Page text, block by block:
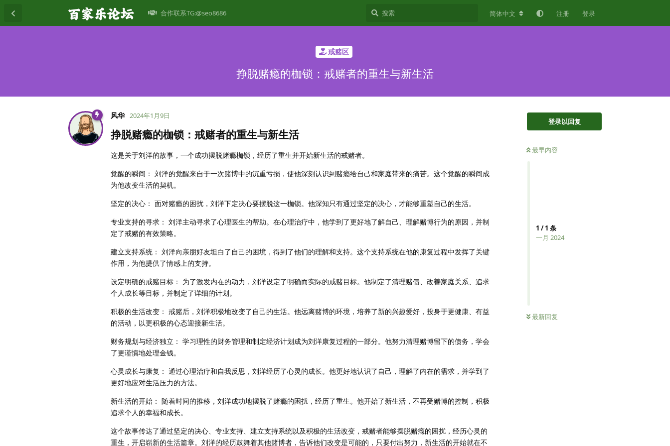
合作联系TG:@seo8686 简体中文 注册 登录
戒赌区
挣脱赌瘾的枷锁：戒赌者的重生与新生活
登录以回复
最早内容
1 /1 条
一月 2024
最新回复
风华 2024年1月9日
挣脱赌瘾的枷锁：戒赌者的重生与新生活
这是关于刘洋的故事，一个成功摆脱赌瘾枷锁，经历了重生并开始新生活的戒赌者。
觉醒的瞬间： 刘洋的觉醒来自于一次赌博中的沉重亏损，使他深刻认识到赌瘾给自己和家庭带来的痛苦。这个觉醒的瞬间成
为他改变生活的契机。
坚定的决心： 面对赌瘾的困扰，刘洋下定决心要摆脱这一枷锁。他深知只有通过坚定的决心，才能够重塑自己的生活。
专业支持的寻求： 刘洋主动寻求了心理医生的帮助。在心理治疗中，他学到了更好地了解自己、理解赌博行为的原因，并制
定了戒赌的有效策略。
建立支持系统： 刘洋向亲朋好友坦白了自己的困境，得到了他们的理解和支持。这个支持系统在他的康复过程中发挥了关键
作用，为他提供了情感上的支持。
设定明确的戒赌目标： 为了激发内在的动力，刘洋设定了明确而实际的戒赌目标。他制定了清理赌债、改善家庭关系、追求
个人成长等目标，并制定了详细的计划。
积极的生活改变： 戒赌后，刘洋积极地改变了自己的生活。他远离赌博的环境，培养了新的兴趣爱好，投身于更健康、有益
的活动，以更积极的心态迎接新生活。
财务规划与经济独立： 学习理性的财务管理和制定经济计划成为刘洋康复过程的一部分。他努力清理赌博留下的债务，学会
了更谨慎地处理金钱。
心灵成长与康复： 通过心理治疗和自我反思，刘洋经历了心灵的成长。他更好地认识了自己，理解了内在的需求，并学到了
更好地应对生活压力的方法。
新生活的开始： 随着时间的推移，刘洋成功地摆脱了赌瘾的困扰，经历了重生。他开始了新生活，不再受赌博的控制，积极
追求个人的幸福和成长。
这个故事传达了通过坚定的决心、专业支持、建立支持系统以及积极的生活改变，戒赌者能够摆脱赌瘾的困扰，经历心灵的
重生，开启崭新的生活篇章。刘洋的经历鼓舞着其他赌博者，告诉他们改变是可能的，只要付出努力，新生活的开始就在不